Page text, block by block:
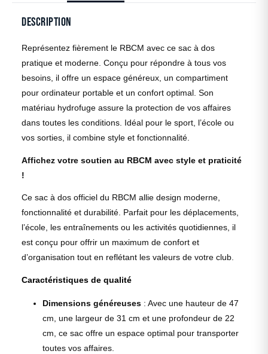
Description
Représentez fièrement le RBCM avec ce sac à dos
pratique et moderne. Conçu pour répondre à tous vos
besoins, il offre un espace généreux, un compartiment
pour ordinateur portable et un confort optimal. Son
matériau hydrofuge assure la protection de vos affaires
dans toutes les conditions. Idéal pour le sport, l’école ou
vos sorties, il combine style et fonctionnalité.
Affichez votre soutien au RBCM avec style et praticité
!
Ce sac à dos officiel du RBCM allie design moderne,
fonctionnalité et durabilité. Parfait pour les déplacements,
l’école, les entraînements ou les activités quotidiennes, il
est conçu pour offrir un maximum de confort et
d’organisation tout en reflétant les valeurs de votre club.
Caractéristiques de qualité
Dimensions généreuses : Avec une hauteur de 47
cm, une largeur de 31 cm et une profondeur de 22
cm, ce sac offre un espace optimal pour transporter
toutes vos affaires.